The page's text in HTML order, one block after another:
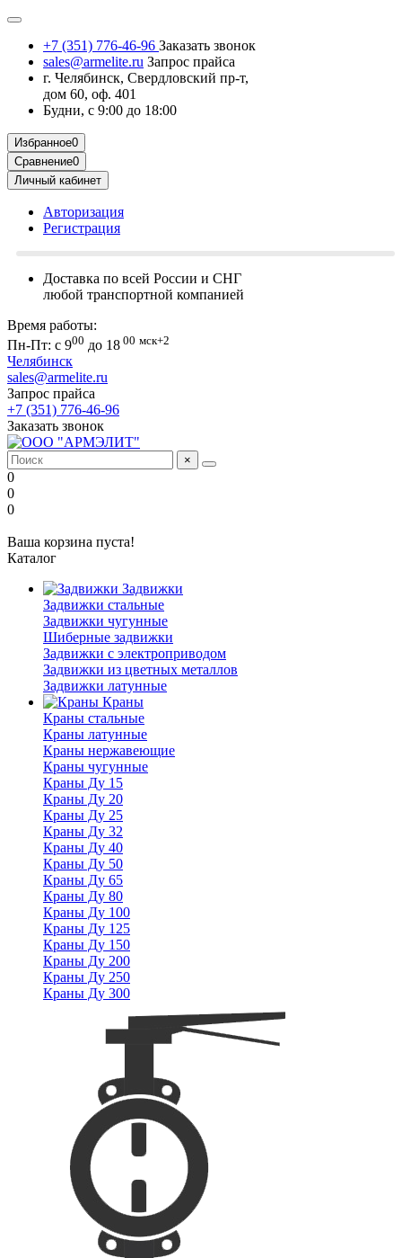
+7 (351) 776-46-96 Заказать звонок
sales@armelite.ru Запрос прайса
г. Челябинск, Свердловский пр-т,
дом 60, оф. 401
Будни, с 9:00 до 18:00
Избранное0
Сравнение0
Личный кабинет
Авторизация
Регистрация
Доставка по всей России и СНГ
любой транспортной компанией
Время работы:
Пн-Пт: с 900 до 18 00 мск+2
Челябинск
sales@armelite.ru
Запрос прайса
+7 (351) 776-46-96
Заказать звонок
×
0
0
0
Ваша корзина пуста!
Каталог
Задвижки
Задвижки стальные
Задвижки чугунные
Шиберные задвижки
Задвижки с электроприводом
Задвижки из цветных металлов
Задвижки латунные
Краны
Краны стальные
Краны латунные
Краны нержавеющие
Краны чугунные
Краны Ду 15
Краны Ду 20
Краны Ду 25
Краны Ду 32
Краны Ду 40
Краны Ду 50
Краны Ду 65
Краны Ду 80
Краны Ду 100
Краны Ду 125
Краны Ду 150
Краны Ду 200
Краны Ду 250
Краны Ду 300